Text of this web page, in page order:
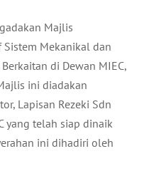
Majlis
Sistem Mekanikal dan
di Dewan MIEC,
ini diadakan
Lapisan Rezeki Sdn
yang telah siap dinaik
ini dihadiri oleh